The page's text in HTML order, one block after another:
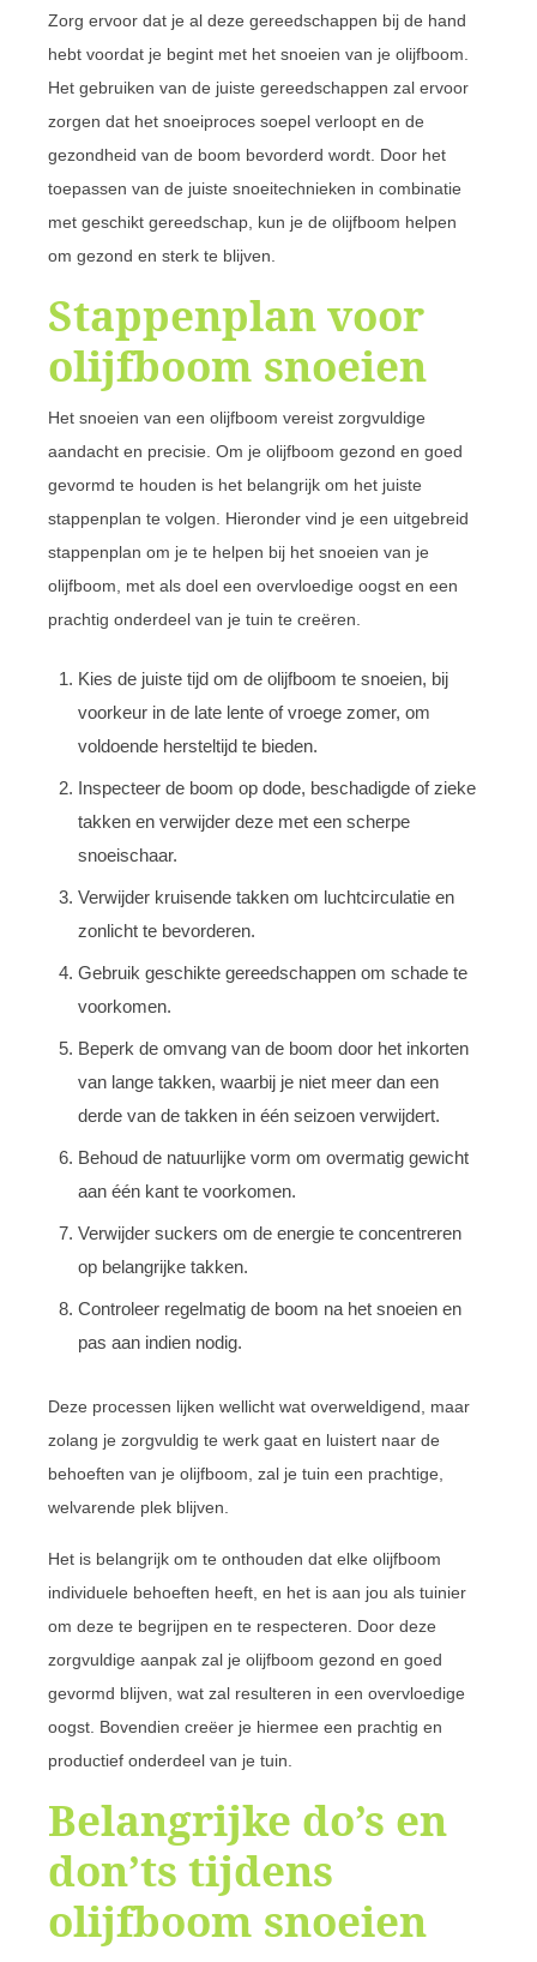
Zorg ervoor dat je al deze gereedschappen bij de hand
hebt voordat je begint met het snoeien van je olijfboom.
Het gebruiken van de juiste gereedschappen zal ervoor
zorgen dat het snoeiproces soepel verloopt en de
gezondheid van de boom bevorderd wordt. Door het
toepassen van de juiste snoeitechnieken in combinatie
met geschikt gereedschap, kun je de olijfboom helpen
om gezond en sterk te blijven.
Stappenplan voor
olijfboom snoeien
Het snoeien van een olijfboom vereist zorgvuldige
aandacht en precisie. Om je olijfboom gezond en goed
gevormd te houden is het belangrijk om het juiste
stappenplan te volgen. Hieronder vind je een uitgebreid
stappenplan om je te helpen bij het snoeien van je
olijfboom, met als doel een overvloedige oogst en een
prachtig onderdeel van je tuin te creëren.
Kies de juiste tijd om de olijfboom te snoeien, bij
voorkeur in de late lente of vroege zomer, om
voldoende hersteltijd te bieden.
Inspecteer de boom op dode, beschadigde of zieke
takken en verwijder deze met een scherpe
snoeischaar.
Verwijder kruisende takken om luchtcirculatie en
zonlicht te bevorderen.
Gebruik geschikte gereedschappen om schade te
voorkomen.
Beperk de omvang van de boom door het inkorten
van lange takken, waarbij je niet meer dan een
derde van de takken in één seizoen verwijdert.
Behoud de natuurlijke vorm om overmatig gewicht
aan één kant te voorkomen.
Verwijder suckers om de energie te concentreren
op belangrijke takken.
Controleer regelmatig de boom na het snoeien en
pas aan indien nodig.
Deze processen lijken wellicht wat overweldigend, maar
zolang je zorgvuldig te werk gaat en luistert naar de
behoeften van je olijfboom, zal je tuin een prachtige,
welvarende plek blijven.
Het is belangrijk om te onthouden dat elke olijfboom
individuele behoeften heeft, en het is aan jou als tuinier
om deze te begrijpen en te respecteren. Door deze
zorgvuldige aanpak zal je olijfboom gezond en goed
gevormd blijven, wat zal resulteren in een overvloedige
oogst. Bovendien creëer je hiermee een prachtig en
productief onderdeel van je tuin.
Belangrijke do’s en
don’ts tijdens
olijfboom snoeien